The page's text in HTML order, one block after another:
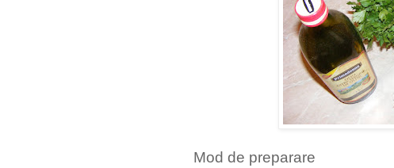
Mod de preparare